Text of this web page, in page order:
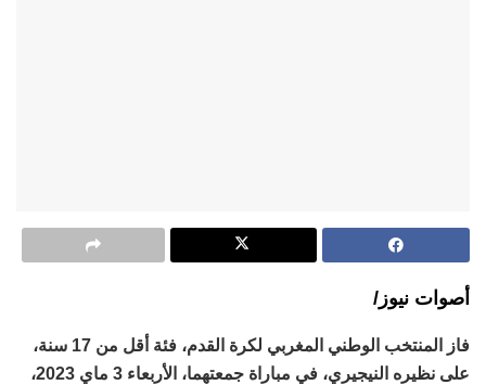
أصوات نيوز/
فاز المنتخب الوطني المغربي لكرة القدم، فئة أقل من 17 سنة،
على نظيره النيجيري، في مباراة جمعتهما، الأربعاء 3 ماي 2023،